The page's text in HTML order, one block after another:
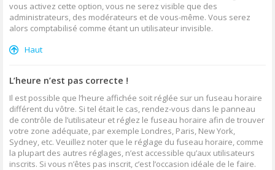
vous activez cette option, vous ne serez visible que des
administrateurs, des modérateurs et de vous-même. Vous serez
alors comptabilisé comme étant un utilisateur invisible.
Haut
L’heure n’est pas correcte !
Il est possible que l’heure affichée soit réglée sur un fuseau horaire
différent du vôtre. Si tel était le cas, rendez-vous dans le panneau
de contrôle de l’utilisateur et réglez le fuseau horaire afin de trouver
votre zone adéquate, par exemple Londres, Paris, New York,
Sydney, etc. Veuillez noter que le réglage du fuseau horaire, comme
la plupart des autres réglages, n’est accessible qu’aux utilisateurs
inscrits. Si vous n’êtes pas inscrit, c’est l’occasion idéale de le faire.